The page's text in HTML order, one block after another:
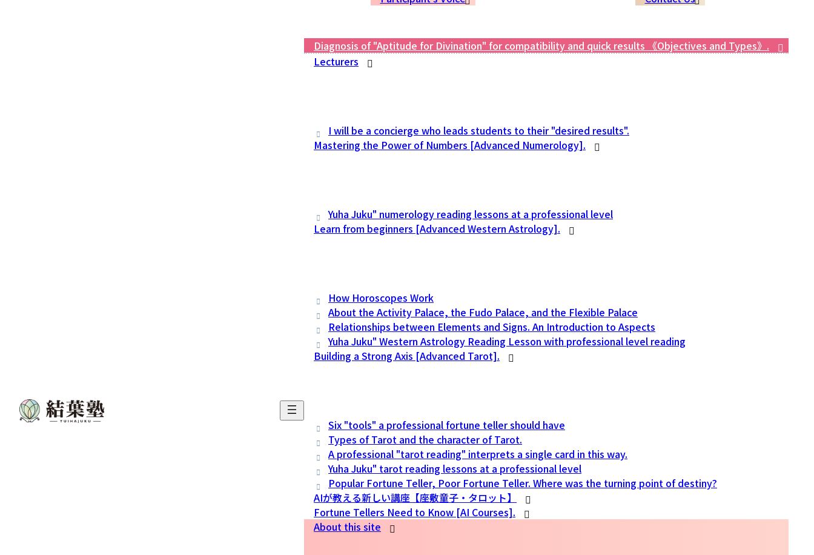
Diagnosis of "Aptitude for Divination" for compatibility and quick results 《Objectives and Types》.
Lecturers
I will be a concierge who leads students to their "desired results".
Mastering the Power of Numbers [Advanced Numerology].
Yuha Juku" numerology reading lessons at a professional level
Learn from beginners [Advanced Western Astrology].
How Horoscopes Work
About the Activity Palace, the Fudo Palace, and the Flexible Palace
Relationships between Elements and Signs. An Introduction to Aspects
Yuha Juku" Western Astrology Reading Lesson with professional level reading
Building a Strong Axis [Advanced Tarot].
Six "tools" a professional fortune teller should have
Types of Tarot and the character of Tarot.
A professional "tarot reading" interprets a single card in this way.
Yuha Juku" tarot reading lessons at a professional level
Popular Fortune Teller, Poor Fortune Teller. Where was the turning point of destiny?
AIが教える新しい講座【座敷童子・タロット】
Fortune Tellers Need to Know [AI Courses].
About this site